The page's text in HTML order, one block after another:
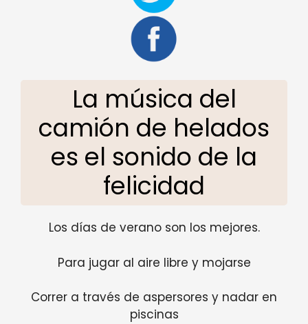
La música del
camión de helados
es el sonido de la
felicidad
Los días de verano son los mejores.
Para jugar al aire libre y mojarse
Correr a través de aspersores y nadar en
piscinas